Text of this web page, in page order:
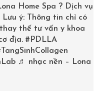
SALE
Home Spa ? Dịch vụ
Lưu ý: Thông tin chỉ có
thế tư vấn y khoa
địa. #PDLLA
♬ nhạc nền – Lona